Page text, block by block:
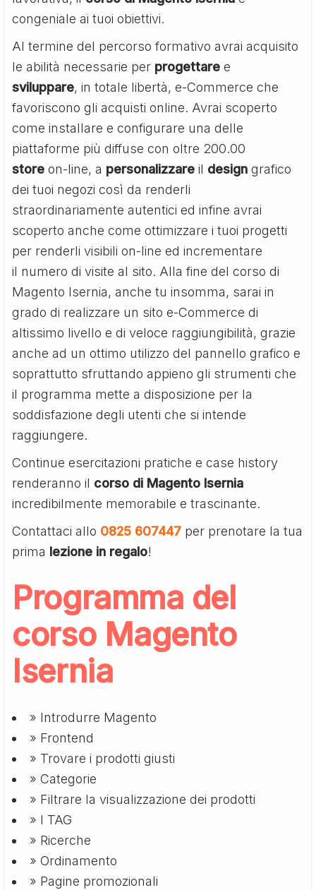
congeniale ai tuoi obiettivi.
Al termine del percorso formativo avrai acquisito
le abilità necessarie per progettare e
sviluppare, in totale libertà, e-Commerce che
favoriscono gli acquisti online. Avrai scoperto
come installare e configurare una delle
piattaforme più diffuse con oltre 200.00
storeon-line, a personalizzare il design grafico
dei tuoi negozi così da renderli
straordinariamente autentici ed infine avrai
scoperto anche come ottimizzare i tuoi progetti
per renderli visibili on-line ed incrementare
il numero di visite al sito. Alla fine del corso di
Magento Isernia, anche tu insomma, sarai in
grado di realizzare un sito e-Commerce di
altissimo livello e di veloce raggiungibilità, grazie
anche ad un ottimo utilizzo del pannello grafico e
soprattutto sfruttando appieno gli strumenti che
il programma mette a disposizione per la
soddisfazione degli utenti che si intende
raggiungere.
Continue esercitazioni pratiche e case history
renderanno il corso di Magento Isernia
incredibilmente memorabile e trascinante.
Contattaci allo 0825 607447 per prenotare la tua
prima lezione in regalo!
Programma del
corso Magento
Isernia
» Introdurre Magento
» Frontend
» Trovare i prodotti giusti
» Categorie
» Filtrare la visualizzazione dei prodotti
» I TAG
» Ricerche
» Ordinamento
» Pagine promozionali